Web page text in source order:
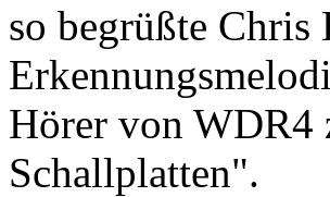
so begrüßte
Hörer von WDR4
Schallplatten".